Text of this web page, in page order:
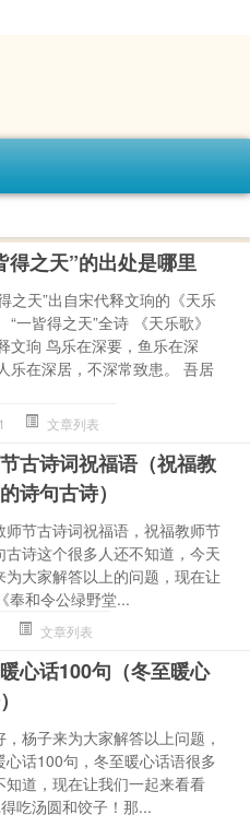
得之天”的出处是哪里
之天”出自宋代释文珦的《天乐
“一皆得之天”全诗 《天乐歌》
文珦 鸟乐在深要，鱼乐在深
乐在深居，不深常致患。 吾居
文章列表
古诗词祝福语（祝福教
诗句古诗）
师节古诗词祝福语，祝福教师节
古诗这个很多人还不知道，今天
为大家解答以上的问题，现在让
奉和令公绿野堂...
文章列表
心话100句（冬至暖心
，杨子来为大家解答以上问题，
心话100句，冬至暖心话语很多
知道，现在让我们一起来看看
吃汤圆和饺子！那...